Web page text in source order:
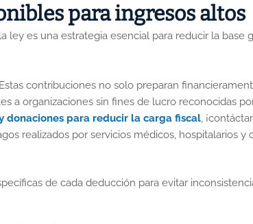
para ingresos altos
es una estrategia esencial para reducir la
contribuciones no solo preparan
a organizaciones sin fines de lucro reconocidas
donaciones para reducir la carga fiscal ,
realizados por servicios médicos, hospitalarios
de cada deducción para evitar